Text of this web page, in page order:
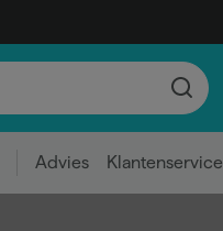
Advies Klantenservice